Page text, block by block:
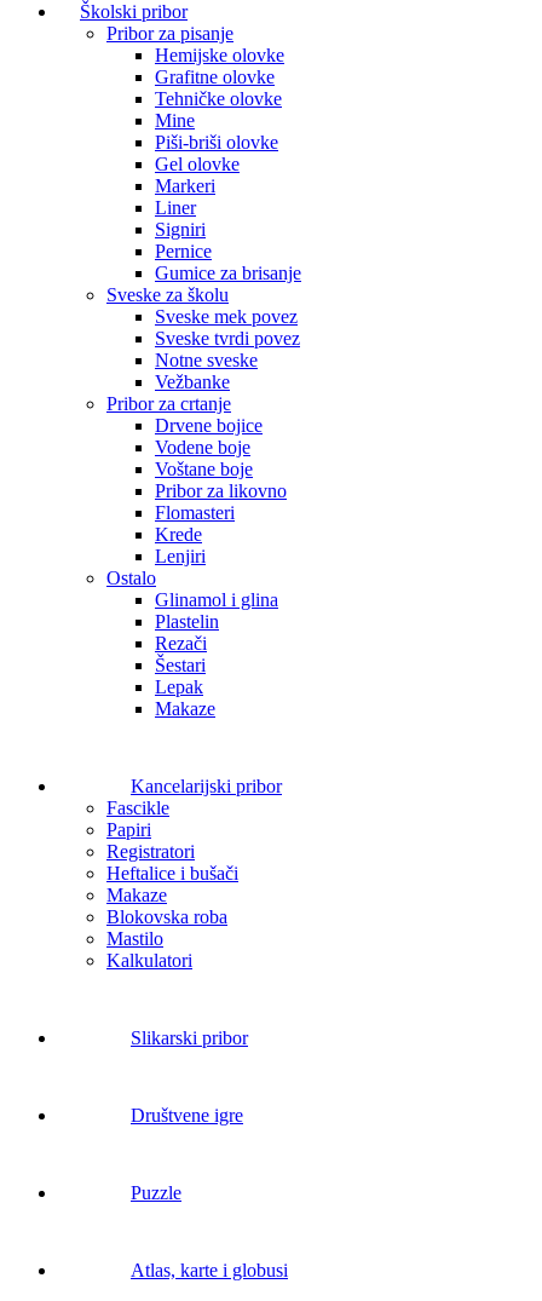
Školski pribor
Pribor za pisanje
Hemijske olovke
Grafitne olovke
Tehničke olovke
Mine
Piši-briši olovke
Gel olovke
Markeri
Liner
Signiri
Pernice
Gumice za brisanje
Sveske za školu
Sveske mek povez
Sveske tvrdi povez
Notne sveske
Vežbanke
Pribor za crtanje
Drvene bojice
Vodene boje
Voštane boje
Pribor za likovno
Flomasteri
Krede
Lenjiri
Ostalo
Glinamol i glina
Plastelin
Rezači
Šestari
Lepak
Makaze
Kancelarijski pribor
Fascikle
Papiri
Registratori
Heftalice i bušači
Makaze
Blokovska roba
Mastilo
Kalkulatori
Slikarski pribor
Društvene igre
Puzzle
Atlas, karte i globusi